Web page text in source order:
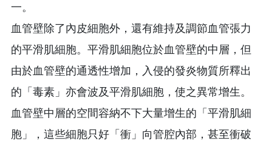
一。
血管壁除了內皮細胞外，還有維持及調節血管張力
的平滑肌細胞。平滑肌細胞位於血管壁的中層，但
由於血管壁的通透性增加，入侵的發炎物質所釋出
的「毒素」亦會波及平滑肌細胞，使之異常增生。
血管壁中層的空間容納不下大量增生的「平滑肌細
胞」，這些細胞只好「衝」向管腔內部，甚至衝破